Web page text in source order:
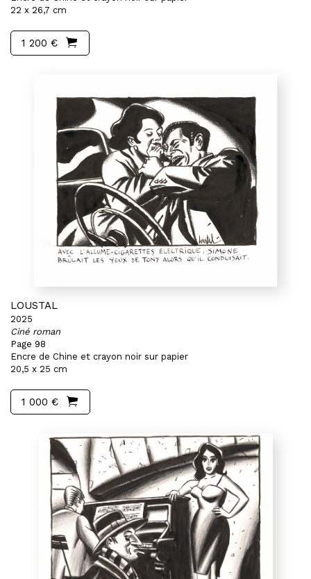
22 x 26,7 cm
1 200 €
LOUSTAL
2025
Ciné roman
Page 98
Encre de Chine et crayon noir sur papier
20,5 x 25 cm
1 000 €